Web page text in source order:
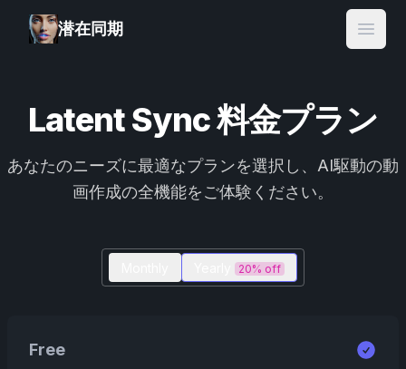
潜在同期
Open
Latent Sync 料金プラン
あなたのニーズに最適なプランを選択し、AI駆動の動
画作成の全機能をご体験ください。
20% off
Free